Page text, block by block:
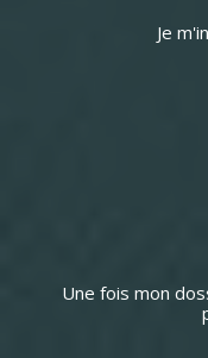
Je
Une fois mon